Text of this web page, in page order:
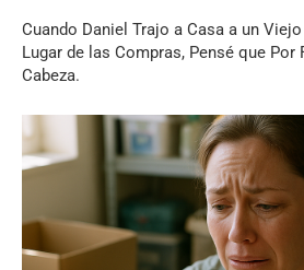
Cuando Daniel Trajo a Casa a un
Lugar de las Compras, Pensé que Por
Cabeza.